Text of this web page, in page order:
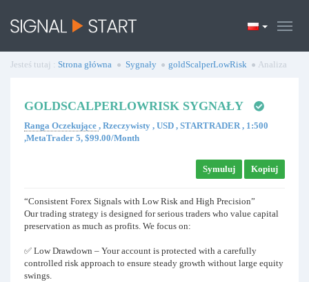
Jesteś tutaj : Strona główna Sygnały goldScalperLowRisk Analiza
GOLDSCALPERLOWRISK SYGNAŁY
Ranga Oczekujące , Rzeczywisty , USD , STARTRADER , 1:500
,MetaTrader 5, $99.00/Month
Symuluj Kopiuj
“Consistent Forex Signals with Low Risk and High Precision”
Our trading strategy is designed for serious traders who value capital
preservation as much as profits. We focus on:
✅ Low Drawdown – Your account is protected with a carefully
controlled risk approach to ensure steady growth without large equity
swings.